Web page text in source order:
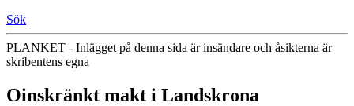
Sök
PLANKET - Inlägget på denna sida är insändare och åsikterna är
skribentens egna
Oinskränkt makt i Landskrona